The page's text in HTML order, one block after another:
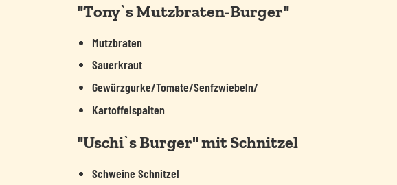
"Tonyˋs Mutzbraten-Burger"
Mutzbraten
Sauerkraut
Gewürzgurke/Tomate/Senfzwiebeln/
Kartoffelspalten
"Uschiˋs Burger" mit Schnitzel
Schweine Schnitzel